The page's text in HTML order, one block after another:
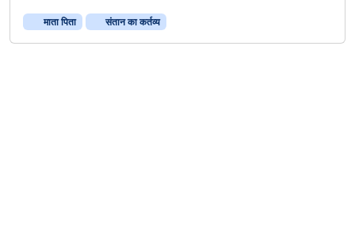
माता पिता संतान का कर्तव्य